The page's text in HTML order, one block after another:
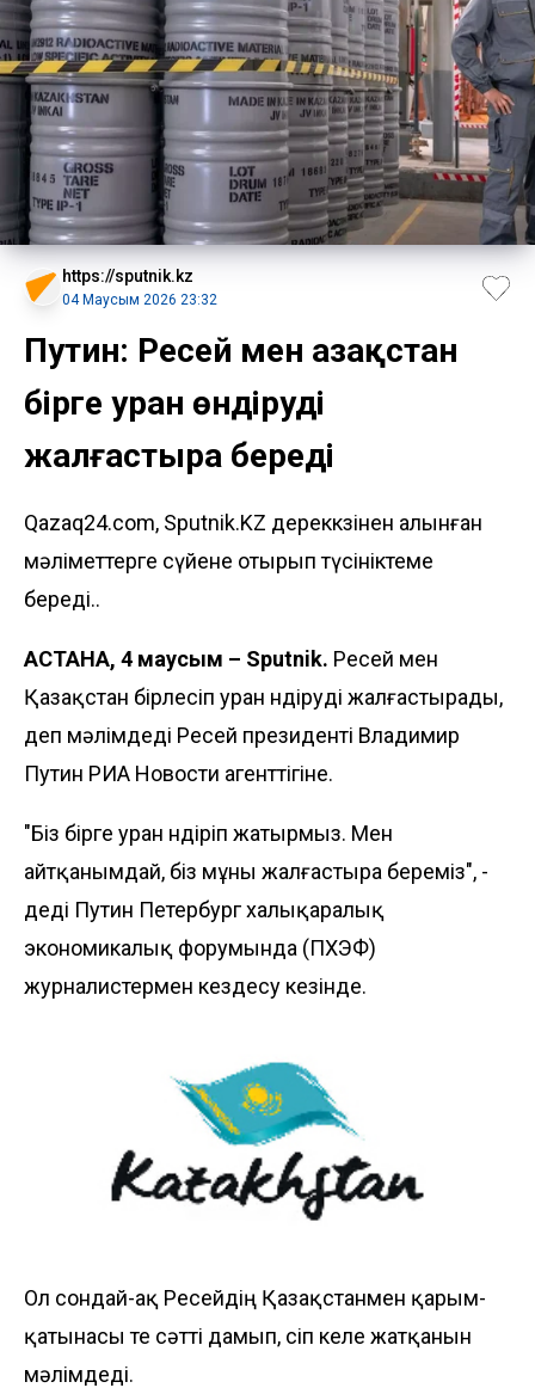
https://sputnik.kz
04 Маусым 2026 23:32
Путин: Ресей мен Қазақстан
бірге уран өндіруді
жалғастыра береді
Qazaq24.com, Sputnik.KZ дереккөзінен алынған
мәліметтерге сүйене отырып түсініктеме
береді..
АСТАНА, 4 маусым – Sputnik. Ресей мен
Қазақстан бірлесіп уран өндіруді жалғастырады,
деп мәлімдеді Ресей президенті Владимир
Путин РИА Новости агенттігіне.
"Біз бірге уран өндіріп жатырмыз. Мен
айтқанымдай, біз мұны жалғастыра береміз", -
деді Путин Петербург халықаралық
экономикалық форумында (ПХЭФ)
журналистермен кездесу кезінде.
Ол сондай-ақ Ресейдің Қазақстанмен қарым-
қатынасы өте сәтті дамып, өсіп келе жатқанын
мәлімдеді.